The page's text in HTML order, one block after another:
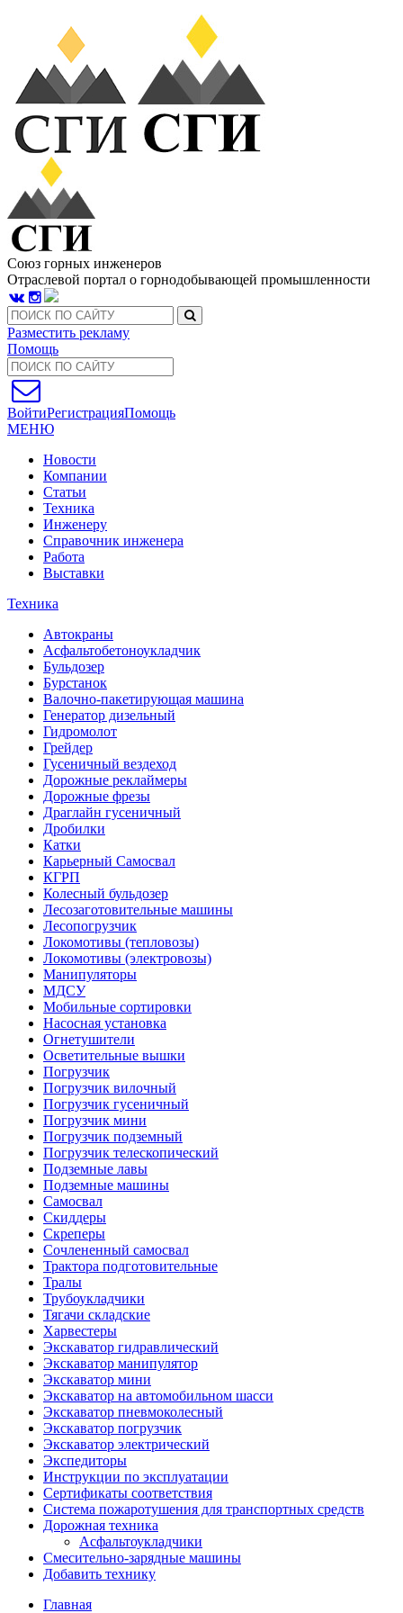
Союз горных инженеров
Отраслевой портал о горнодобывающей промышленности
Разместить рекламу
Помощь
ВойтиРегистрацияПомощь
МЕНЮ
Новости
Компании
Статьи
Техника
Инженеру
Справочник инженера
Работа
Выставки
Техника
Автокраны
Асфальтобетоноукладчик
Бульдозер
Бурстанок
Валочно-пакетирующая машина
Генератор дизельный
Гидромолот
Грейдер
Гусеничный вездеход
Дорожные реклаймеры
Дорожные фрезы
Драглайн гусеничный
Дробилки
Катки
Карьерный Самосвал
КГРП
Колесный бульдозер
Лесозаготовительные машины
Лесопогрузчик
Локомотивы (тепловозы)
Локомотивы (электровозы)
Манипуляторы
МДСУ
Мобильные сортировки
Насосная установка
Огнетушители
Осветительные вышки
Погрузчик
Погрузчик вилочный
Погрузчик гусеничный
Погрузчик мини
Погрузчик подземный
Погрузчик телескопический
Подземные лавы
Подземные машины
Самосвал
Скиддеры
Скреперы
Сочлененный самосвал
Трактора подготовительные
Тралы
Трубоукладчики
Тягачи складские
Харвестеры
Экскаватор гидравлический
Экскаватор манипулятор
Экскаватор мини
Экскаватор на автомобильном шасси
Экскаватор пневмоколесный
Экскаватор погрузчик
Экскаватор электрический
Экспедиторы
Инструкции по эксплуатации
Сертификаты соответствия
Система пожаротушения для транспортных средств
Дорожная техника
Асфальтоукладчики
Смесительно-зарядные машины
Добавить технику
Главная